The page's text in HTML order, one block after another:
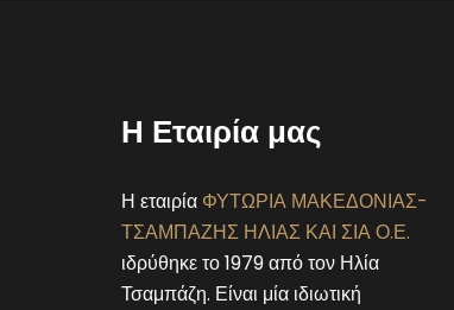
Η Εταιρία μας
Η εταιρία ΦΥΤΩΡΙΑ ΜΑΚΕΔΟΝΙΑΣ-
ΤΣΑΜΠΑΖΗΣ ΗΛΙΑΣ ΚΑΙ ΣΙΑ Ο.Ε.
ιδρύθηκε το 1979 από τον Ηλία
Τσαμπάζη. Είναι μία ιδιωτική